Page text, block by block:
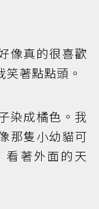
像真的很喜歡
著點點頭。
染成橘色。我
那隻小幼貓可
看著外面的天